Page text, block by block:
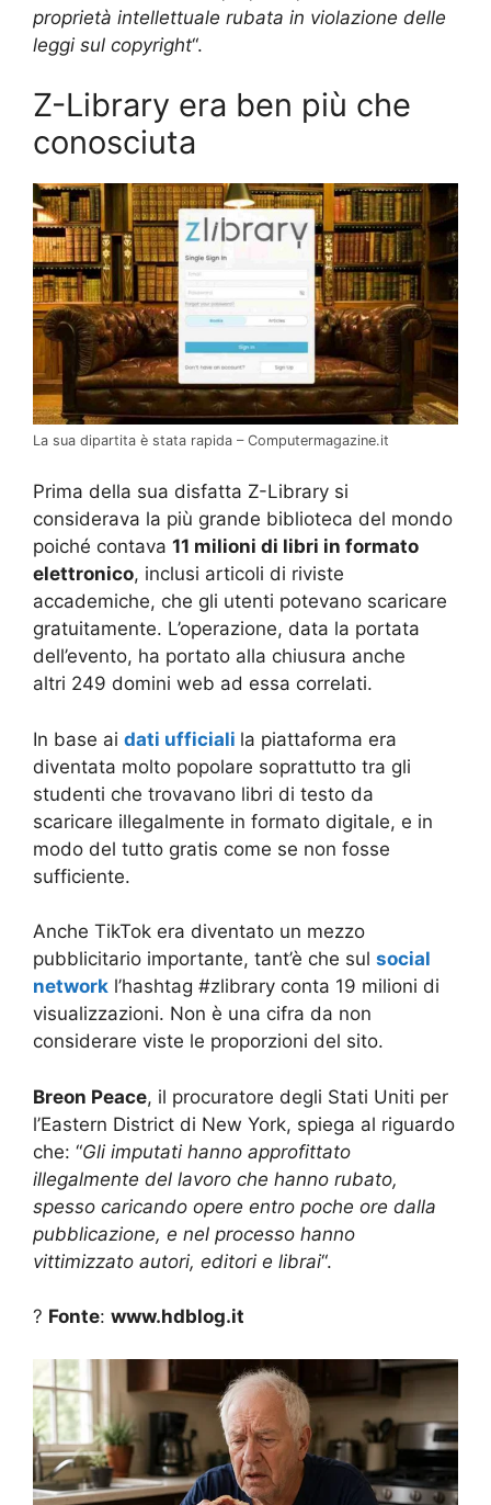
proprietà intellettuale rubata in violazione delle
leggi sul copyright“.
Z-Library era ben più che
conosciuta
La sua dipartita è stata rapida – Computermagazine.it
Prima della sua disfatta Z-Library si
considerava la più grande biblioteca del mondo
poiché contava 11 milioni di libri in formato
elettronico, inclusi articoli di riviste
accademiche, che gli utenti potevano scaricare
gratuitamente. L’operazione, data la portata
dell’evento, ha portato alla chiusura anche
altri 249 domini web ad essa correlati.
In base ai dati ufficiali la piattaforma era
diventata molto popolare soprattutto tra gli
studenti che trovavano libri di testo da
scaricare illegalmente in formato digitale, e in
modo del tutto gratis come se non fosse
sufficiente.
Anche TikTok era diventato un mezzo
pubblicitario importante, tant’è che sul social
network l’hashtag #zlibrary conta 19 milioni di
visualizzazioni. Non è una cifra da non
considerare viste le proporzioni del sito.
Breon Peace, il procuratore degli Stati Uniti per
l’Eastern District di New York, spiega al riguardo
che: “Gli imputati hanno approfittato
illegalmente del lavoro che hanno rubato,
spesso caricando opere entro poche ore dalla
pubblicazione, e nel processo hanno
vittimizzato autori, editori e librai“.
? Fonte: www.hdblog.it